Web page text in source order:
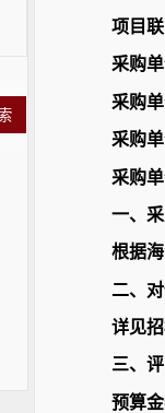
项目
采购
采购
采购
采购
一、
根据
二、
详见招
三、
预算